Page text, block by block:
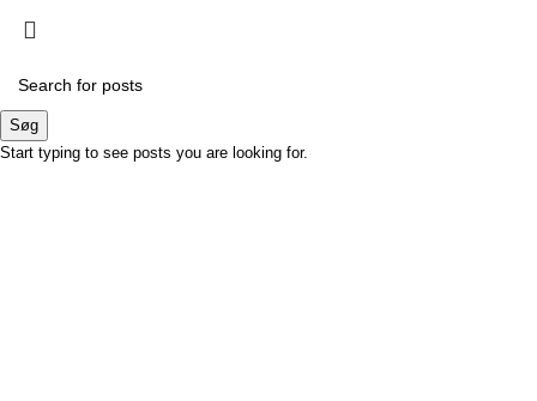
Søg
Start typing to see posts you are looking for.